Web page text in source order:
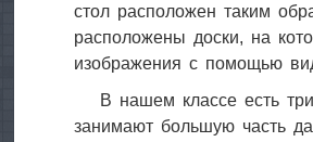
стол расположен таким
расположены доски, на
изображения с помощью
В нашем классе есть
занимают большую часть